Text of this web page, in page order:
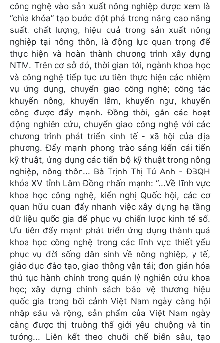
công nghệ vào sản xuất nông nghiệp được xem là
“chìa khóa” tạo bước đột phá trong nâng cao năng
suất, chất lượng, hiệu quả trong sản xuất nông
nghiệp tại nông thôn, là động lực quan trọng để
thực hiện và hoàn thành chương trình xây dựng
NTM. Trên cơ sở đó, thời gian tới, ngành khoa học
và công nghệ tiếp tục ưu tiên thực hiện các nhiệm
vụ ứng dụng, chuyển giao công nghệ; công tác
khuyến nông, khuyến lâm, khuyến ngư, khuyến
công được đẩy mạnh. Đồng thời, gắn các hoạt
động nghiên cứu, chuyển giao công nghệ với các
chương trình phát triển kinh tế - xã hội của địa
phương. Đẩy mạnh phong trào sáng kiến cải tiến
kỹ thuật, ứng dụng các tiến bộ kỹ thuật trong nông
nghiệp, nông thôn... Bà Trịnh Thị Tú Anh - ĐBQH
khóa XV tỉnh Lâm Đồng nhấn mạnh: “...Về lĩnh vực
khoa học công nghệ, kiến nghị Quốc hội, các cơ
quan hữu quan đẩy nhanh việc xây dựng hạ tầng
dữ liệu quốc gia để phục vụ chiến lược kinh tế số.
Ưu tiên đẩy mạnh phát triển ứng dụng thành quả
khoa học công nghệ trong các lĩnh vực thiết yếu
phục vụ đời sống dân sinh về nông nghiệp, y tế,
giáo dục đào tạo, giao thông vận tải; đơn giản hóa
thủ tục hành chính trong quản lý nghiên cứu khoa
học; xây dựng chính sách bảo vệ thương hiệu
quốc gia trong bối cảnh Việt Nam ngày càng hội
nhập sâu và rộng, sản phẩm của Việt Nam ngày
càng được thị trường thế giới yêu chuộng và tin
tưởng... Liên kết theo chuỗi chế biến sâu, tạo